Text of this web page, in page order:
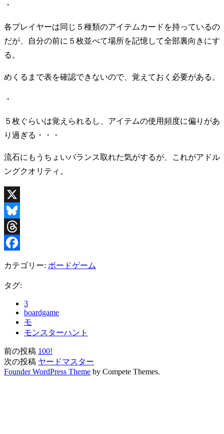
・
各プレイヤーは同じ５種類のアイテムカードを持っているの
だが、自分の前に５枚並べて場所を記憶して全部裏向きにす
る。
めくるまで表を確認できないので、覚えておく必要がある。
・
５枚ぐらいは覚えられるし、アイテムの使用頻度に偏りがあ
り過ぎる・・・
流石にもうちょいバランス取れた気がするが、これがアドル
ングクオリティ。
X
Bluesky
Threads
カテゴリー: ボードゲーム
タグ:
3
boardgame
モ
モンスターハント
前の投稿 100!
次の投稿 ヤードマスター
Founder WordPress Theme by Compete Themes.